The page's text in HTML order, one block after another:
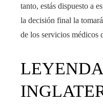
tanto, estás dispuesto a
la decisión final la
de los servicios médicos